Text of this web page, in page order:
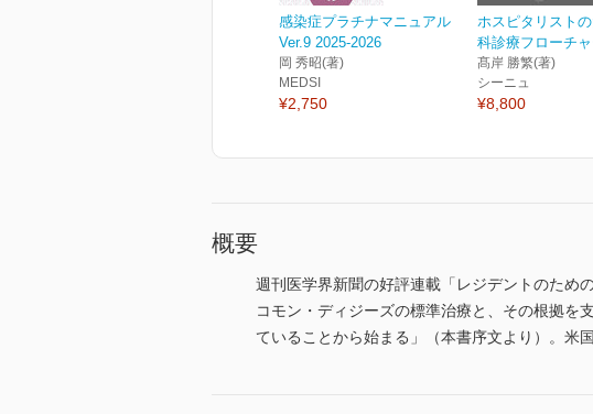
感染症プラチナマニュアル
Ver.9 2025-2026
岡 秀昭(著)
MEDSI
¥2,750
ホスピタリスト
科診療フローチ
髙岸 勝繁(著)
シーニュ
¥8,800
概要
週刊医学界新聞の好評連載「レジデントのため
コモン・ディジーズの標準治療と、その根拠を
ていることから始まる」（本書序文より）。米